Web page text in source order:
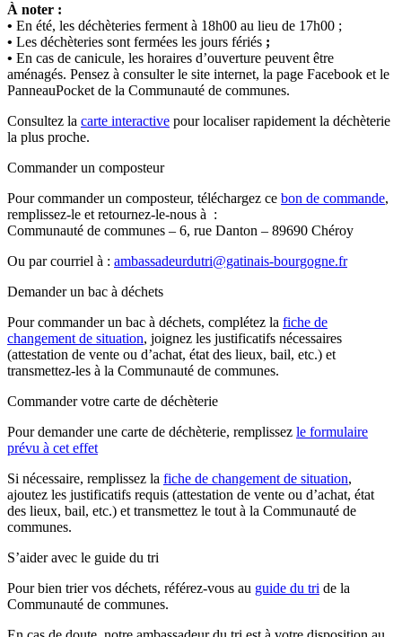
À noter :
• En été, les déchèteries ferment à 18h00 au lieu de 17h00 ;
• Les déchèteries sont fermées les jours fériés ;
• En cas de canicule, les horaires d’ouverture peuvent être
aménagés. Pensez à consulter le site internet, la page Facebook et le
PanneauPocket de la Communauté de communes.
Consultez la carte interactive pour localiser rapidement la déchèterie
la plus proche.
Commander un composteur
Pour commander un composteur, téléchargez ce bon de commande,
remplissez-le et retournez-le-nous à :
Communauté de communes – 6, rue Danton – 89690 Chéroy
Ou par courriel à : ambassadeurdutri@gatinais-bourgogne.fr
Demander un bac à déchets
Pour commander un bac à déchets, complétez la fiche de
changement de situation, joignez les justificatifs nécessaires
(attestation de vente ou d’achat, état des lieux, bail, etc.) et
transmettez-les à la Communauté de communes.
Commander votre carte de déchèterie
Pour demander une carte de déchèterie, remplissez le formulaire
prévu à cet effet
Si nécessaire, remplissez la fiche de changement de situation,
ajoutez les justificatifs requis (attestation de vente ou d’achat, état
des lieux, bail, etc.) et transmettez le tout à la Communauté de
communes.
S’aider avec le guide du tri
Pour bien trier vos déchets, référez-vous au guide du tri de la
Communauté de communes.